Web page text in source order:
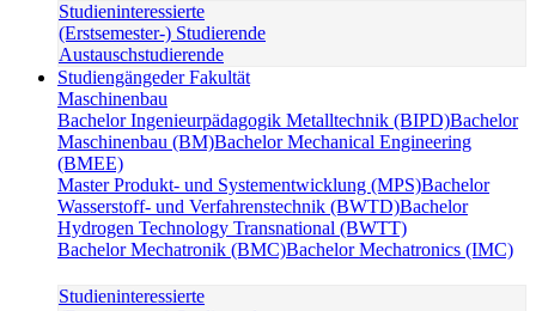
Studieninteressierte
(Erstsemester-) Studierende
Austauschstudierende
Studiengängeder Fakultät
Maschinenbau
Bachelor Ingenieurpädagogik Metalltechnik (BIPD)Bachelor
Maschinenbau (BM)Bachelor Mechanical Engineering
(BMEE)
Master Produkt- und Systementwicklung (MPS)Bachelor
Wasserstoff- und Verfahrenstechnik (BWTD)Bachelor
Hydrogen Technology Transnational (BWTT)
Bachelor Mechatronik (BMC)Bachelor Mechatronics (IMC)
Studieninteressierte